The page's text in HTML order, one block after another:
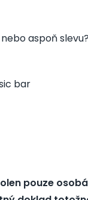
aspoň slevu?
bar
pouze